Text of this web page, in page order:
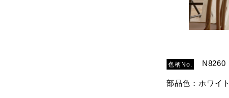
色柄No. N8260
部品色：ホワイト